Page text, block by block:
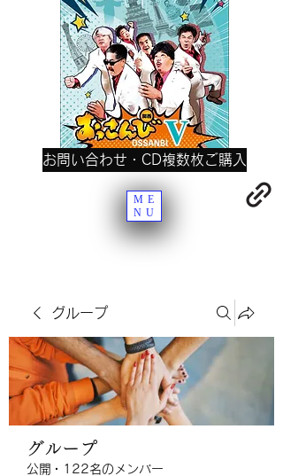
お問い合わせ・CD複数枚ご購入
ME
NU
グループ
グループ
公開 · 122名のメンバー